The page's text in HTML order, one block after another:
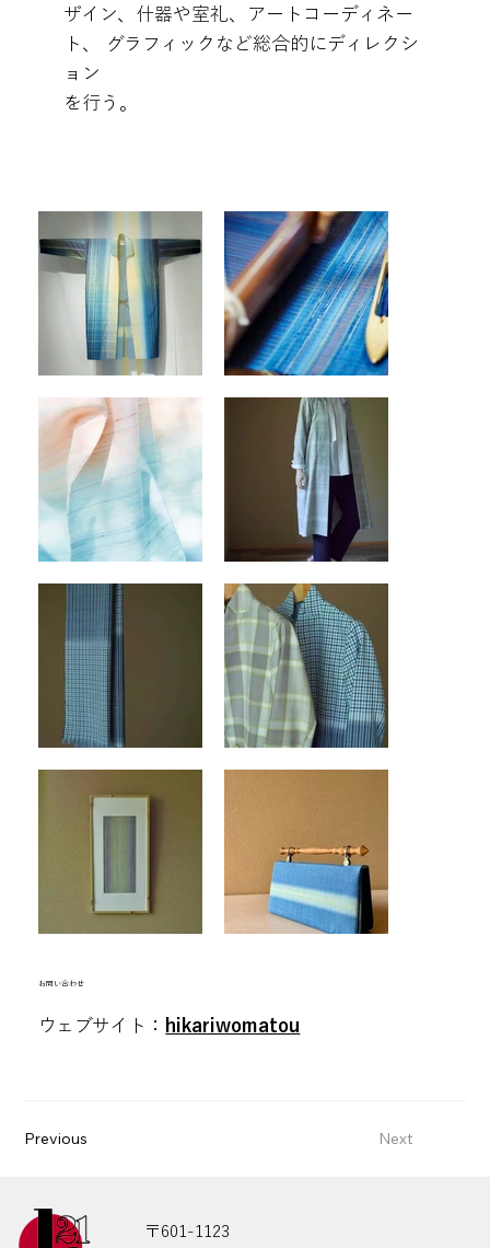
ザイン、什器や室礼、アートコーディネー
ト、 グラフィックなど総合的にディレクシ
ョン
を行う。
​お問い合わせ
ウェブサイト： hikariwomatou
Previous Next
〒601-1123